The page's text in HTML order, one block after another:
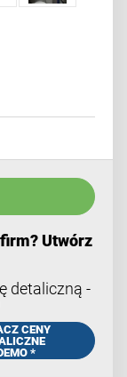
Utwórz
detaliczną -
CENY
*